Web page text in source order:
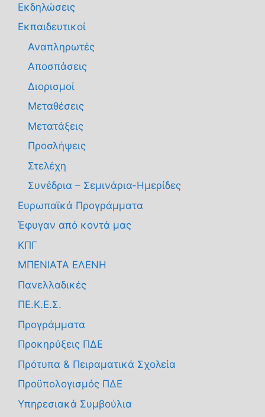
Εκδηλώσεις
Εκπαιδευτικοί
Αναπληρωτές
Αποσπάσεις
Διορισμοί
Μεταθέσεις
Μετατάξεις
Προσλήψεις
Στελέχη
Συνέδρια – Σεμινάρια-Ημερίδες
Ευρωπαϊκά Προγράμματα
Έφυγαν από κοντά μας
ΚΠΓ
ΜΠΕΝΙΑΤΑ ΕΛΕΝΗ
Πανελλαδικές
ΠΕ.Κ.Ε.Σ.
Προγράμματα
Προκηρύξεις ΠΔΕ
Πρότυπα & Πειραματικά Σχολεία
Προϋπολογισμός ΠΔΕ
Υπηρεσιακά Συμβούλια